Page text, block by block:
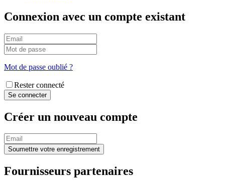
Connexion avec un compte existant
Mot de passe oublié ?
Rester connecté
Créer un nouveau compte
Fournisseurs partenaires